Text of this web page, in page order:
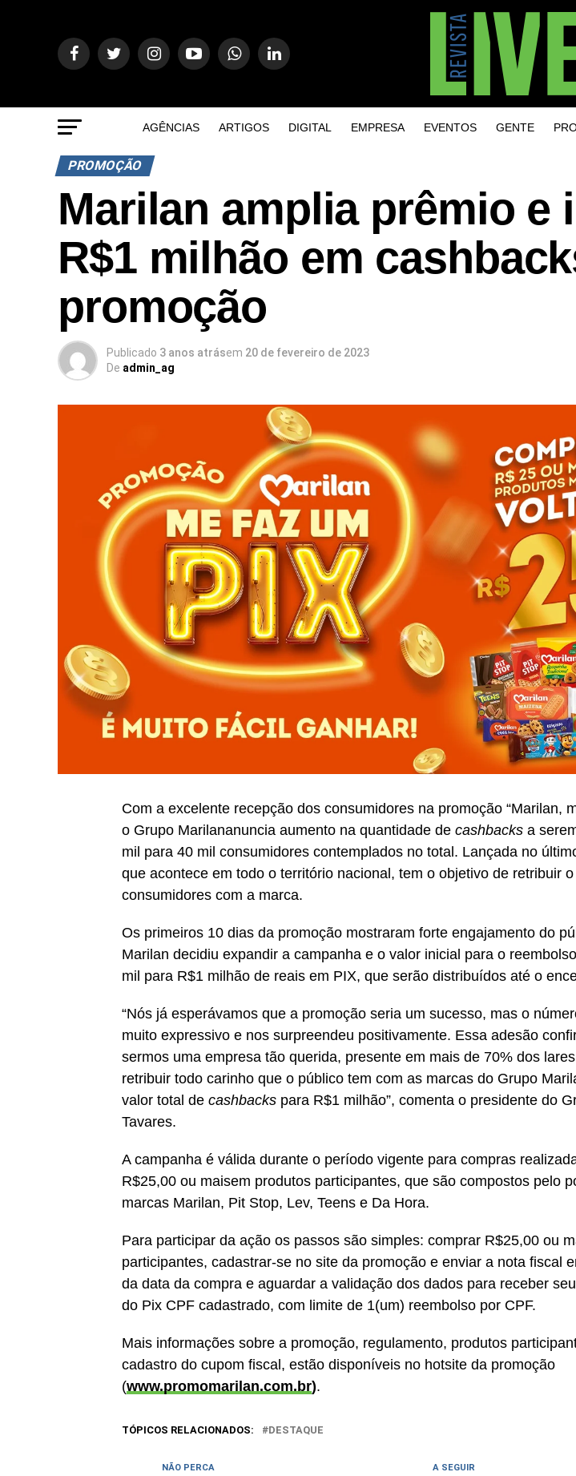
AGÊNCIAS ARTIGOS DIGITAL EMPRESA EVENTOS GENTE
PROMOÇÃO
Marilan amplia prêmio e
R$1 milhão em
promoção
Publicado 3 anos atrásem 20 de fevereiro de 2023
De admin_ag
Com a excelente recepção dos consumidores na promoção “Marilan,
o Grupo Marilananuncia aumento na quantidade de cashbacks a
mil para 40 mil consumidores contemplados no total. Lançada no
que acontece em todo o território nacional, tem o objetivo de retribuir
consumidores com a marca.
Os primeiros 10 dias da promoção mostraram forte engajamento do
Marilan decidiu expandir a campanha e o valor inicial para o
mil para R$1 milhão de reais em PIX, que serão distribuídos até o
“Nós já esperávamos que a promoção seria um sucesso, mas o
muito expressivo e nos surpreendeu positivamente. Essa adesão
sermos uma empresa tão querida, presente em mais de 70% dos
retribuir todo carinho que o público tem com as marcas do Grupo
valor total de cashbacks para R$1 milhão”, comenta o presidente do
Tavares.
A campanha é válida durante o período vigente para compras
R$25,00 ou maisem produtos participantes, que são compostos pelo
marcas Marilan, Pit Stop, Lev, Teens e Da Hora.
Para participar da ação os passos são simples: comprar R$25,00 ou
participantes, cadastrar-se no site da promoção e enviar a nota fiscal
da data da compra e aguardar a validação dos dados para receber
do Pix CPF cadastrado, com limite de 1(um) reembolso por CPF.
Mais informações sobre a promoção, regulamento, produtos
cadastro do cupom fiscal, estão disponíveis no hotsite da promoção
(www.promomarilan.com.br).
TÓPICOS RELACIONADOS: DESTAQUE
A SEGUIR
NÃO PERCA